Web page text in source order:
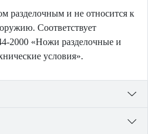
разделочным и не относится к
Соответствует
2000 «Ножи разделочные и
условия».